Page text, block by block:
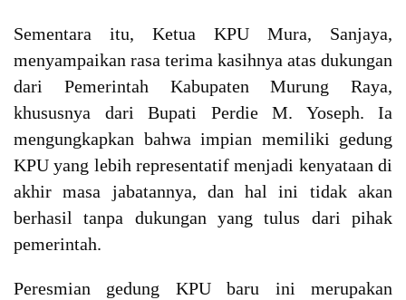
Sementara itu, Ketua KPU Mura, Sanjaya,
menyampaikan rasa terima kasihnya atas dukungan
dari Pemerintah Kabupaten Murung Raya,
khususnya dari Bupati Perdie M. Yoseph. Ia
mengungkapkan bahwa impian memiliki gedung
KPU yang lebih representatif menjadi kenyataan di
akhir masa jabatannya, dan hal ini tidak akan
berhasil tanpa dukungan yang tulus dari pihak
pemerintah.
Peresmian gedung KPU baru ini merupakan